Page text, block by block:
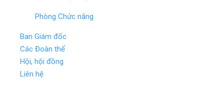
Phòng Chức năng
Ban Giám đốc
Các Đoàn thể
Hội, hội đồng
Liên hệ